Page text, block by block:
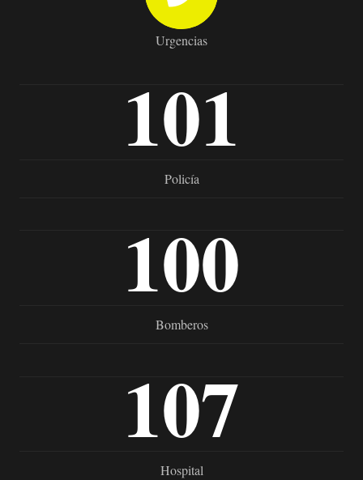
Urgencias
101
Policía
100
Bomberos
107
Hospital